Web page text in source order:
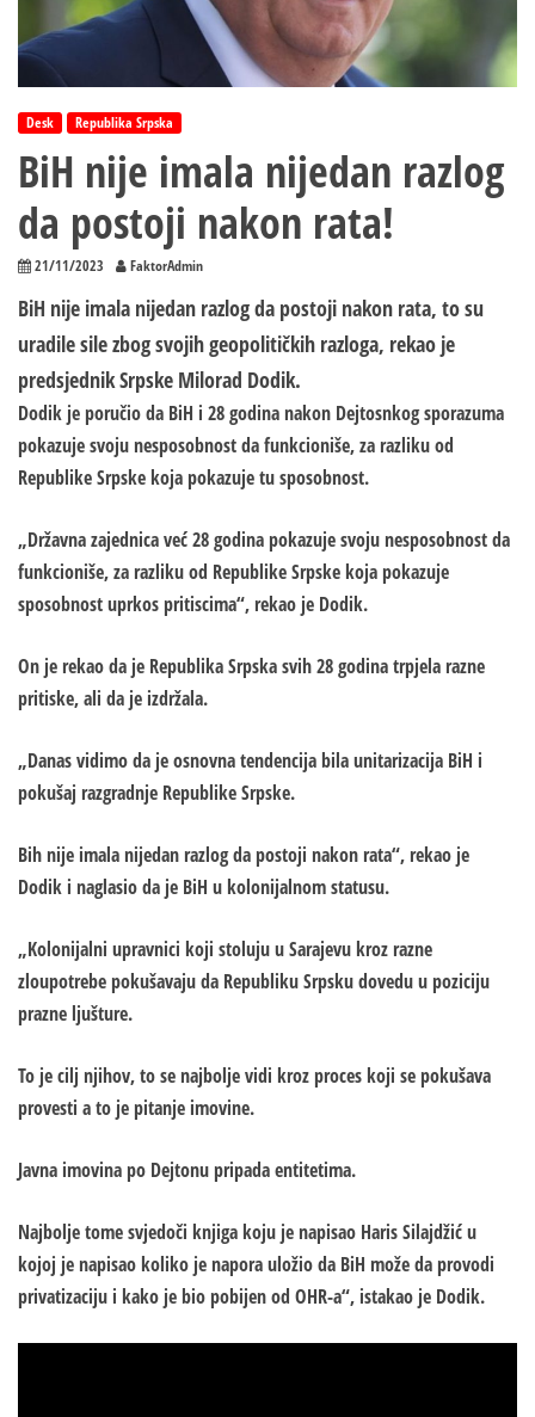
Desk Republika Srpska
BiH nije imala nijedan razlog
da postoji nakon rata!
21/11/2023 FaktorAdmin
BiH nije imala nijedan razlog da postoji nakon rata, to su
uradile sile zbog svojih geopolitičkih razloga, rekao je
predsjednik Srpske Milorad Dodik.
Dodik je poručio da BiH i 28 godina nakon Dejtosnkog sporazuma
pokazuje svoju nesposobnost da funkcioniše, za razliku od
Republike Srpske koja pokazuje tu sposobnost.
„Državna zajednica već 28 godina pokazuje svoju nesposobnost da
funkcioniše, za razliku od Republike Srpske koja pokazuje
sposobnost uprkos pritiscima“, rekao je Dodik.
On je rekao da je Republika Srpska svih 28 godina trpjela razne
pritiske, ali da je izdržala.
„Danas vidimo da je osnovna tendencija bila unitarizacija BiH i
pokušaj razgradnje Republike Srpske.
Bih nije imala nijedan razlog da postoji nakon rata“, rekao je
Dodik i naglasio da je BiH u kolonijalnom statusu.
„Kolonijalni upravnici koji stoluju u Sarajevu kroz razne
zloupotrebe pokušavaju da Republiku Srpsku dovedu u poziciju
prazne ljušture.
To je cilj njihov, to se najbolje vidi kroz proces koji se pokušava
provesti a to je pitanje imovine.
Javna imovina po Dejtonu pripada entitetima.
Najbolje tome svjedoči knjiga koju je napisao Haris Silajdžić u
kojoj je napisao koliko je napora uložio da BiH može da provodi
privatizaciju i kako je bio pobijen od OHR-a“, istakao je Dodik.